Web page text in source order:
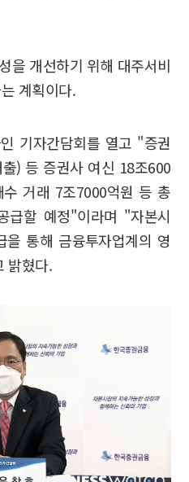
을 개선하기 위해 대주서비
계획이다.
기자간담회를 열고 "증권
) 등 증권사 여신 18조600
거래 7조7000억원 등 총
급할 예정"이라며 "자본시
통해 금융투자업계의 영
밝혔다.